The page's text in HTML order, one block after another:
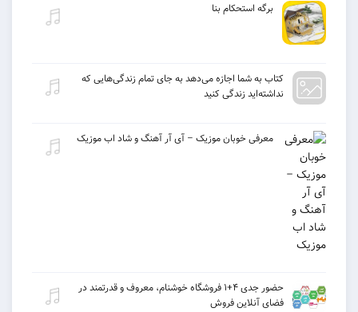
برگه استحکام بنا
كتاب به شما اجازه می‌دهد به جای تمام زندگی‌هایی كه
نداشته‌اید زندگی كنید
معرفی خوبان موزیک – آی آر آهنگ و شاد اب موزیک
حضور جدی ۴+۱ فروشگاه خوشنام، معروف و قدرتمند در
فضای آنلاین فروش